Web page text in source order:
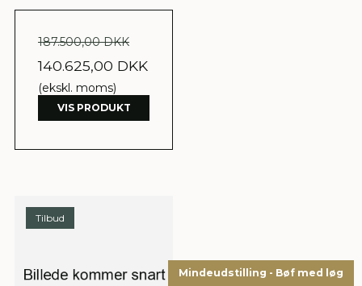
187.500,00 DKK
140.625,00 DKK
(ekskl. moms)
VIS PRODUKT
Tilbud
Mindeudstilling - Bøf med løg